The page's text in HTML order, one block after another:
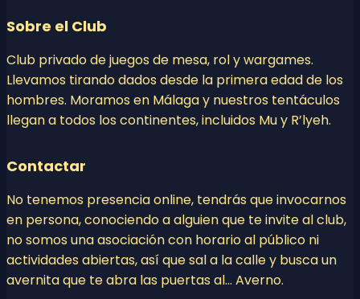
Sobre el Club
Club privado de juegos de mesa, rol y wargames.
Llevamos tirando dados desde la primera edad de los
hombres. Moramos en Málaga y nuestros tentáculos
llegan a todos los continentes, incluidos Mu y R’lyeh.
Contactar
No tenemos presencia online, tendrás que invocarnos
en persona, conociendo a alguien que te invite al club,
no somos una asociación con horario al público ni
actividades abiertas, así que sal a la calle y busca un
avernita que te abra las puertas al… Averno.